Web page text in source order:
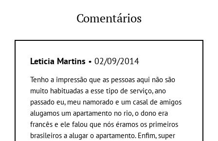
Comentários
Leticia Martins • 02/09/2014
Tenho a impressão que as pessoas aqui não são
muito habituadas a esse tipo de serviço, ano
passado eu, meu namorado e um casal de amigos
alugamos um apartamento no rio, o dono era
francês e ele falou que nós éramos os primeiros
brasileiros a alugar o apartamento. Enfim, super